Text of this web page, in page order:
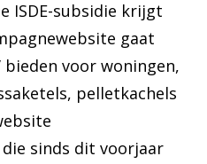
ISDE-subsidie krijgt
gaat
bieden voor woningen,
pelletkachels
die sinds dit voorjaar